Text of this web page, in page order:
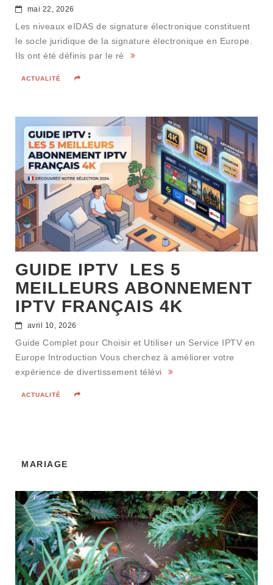
mai 22, 2026
Les niveaux eIDAS de signature électronique constituent
le socle juridique de la signature électronique en Europe.
Ils ont été définis par le rè
ACTUALITÉ
GUIDE IPTV LES 5
MEILLEURS ABONNEMENT
IPTV FRANÇAIS 4K
avril 10, 2026
Guide Complet pour Choisir et Utiliser un Service IPTV en
Europe Introduction Vous cherchez à améliorer votre
expérience de divertissement télévi
ACTUALITÉ
MARIAGE